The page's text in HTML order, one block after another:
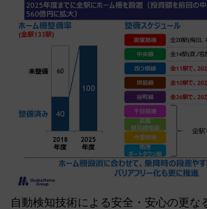
自動検知技術による安全・安心の更な